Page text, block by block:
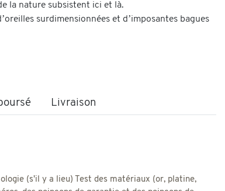
la nature subsistent ici et là.
surdimensionnées et d’imposantes bagues
Livraison
(s'il y a lieu) Test des matériaux (or, platine,